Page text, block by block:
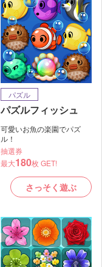
パズル
パズルフィッシュ
可愛いお魚の楽園でパズ
ル！
抽選券
最大180枚 GET!
さっそく遊ぶ